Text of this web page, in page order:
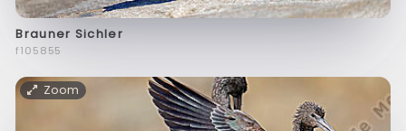
Brauner Sichler
f105855
Zoom